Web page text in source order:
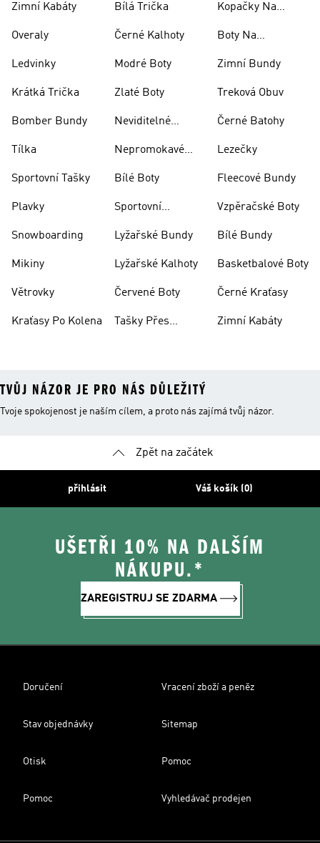
Zimní Kabáty
Overaly
Ledvinky
Krátká Trička
Bomber Bundy
Tílka
Sportovní Tašky
Plavky
Snowboarding
Mikiny
Větrovky
Kraťasy Po Kolena
Bílá Trička
Černé Kalhoty
Modré Boty
Zlaté Boty
Neviditelné
Nepromokavé
Bílé Boty
Sportovní
Lyžařské Bundy
Lyžařské Kalhoty
Červené Boty
Tašky Přes
Kopačky Na
Boty Na
Zimní Bundy
Treková Obuv
Černé Batohy
Lezečky
Fleecové Bundy
Vzpěračské Boty
Bílé Bundy
Basketbalové Boty
Černé Kraťasy
Zimní Kabáty
TVŮJ NÁZOR JE PRO NÁS DŮLEŽITÝ
Tvoje spokojenost je naším cílem, a proto nás zajímá tvůj názor.
Zpět na začátek
přihlásit Váš košík (0)
UŠETŘI 10% NA DALŠÍM
NÁKUPU.*
ZAREGISTRUJ SE ZDARMA
Doručení Vracení zboží a peněz
Stav objednávky Sitemap
Otisk Pomoc
Pomoc Vyhledávač prodejen